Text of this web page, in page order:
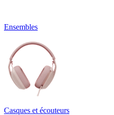
Ensembles
Casques et écouteurs